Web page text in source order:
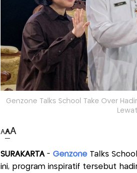
Genzone Talks School Take Over
AAA
SURAKARTA- GenzoneTalks
ini, program inspiratif tersebut